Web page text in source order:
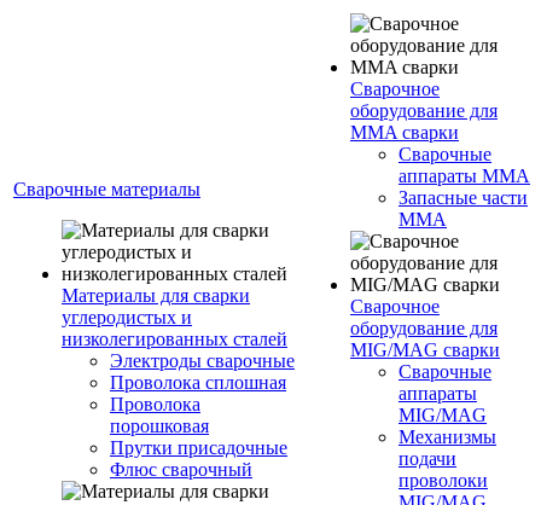
Сварочные материалы
Материалы для сварки
углеродистых и
низколегированных сталей
Электроды сварочные
Проволока сплошная
Проволока
порошковая
Прутки присадочные
Флюс сварочный
Сварочное
оборудование для
MMA сварки
Сварочные
аппараты MMA
Запасные части
MMA
Сварочное
оборудование для
MIG/MAG сварки
Сварочные
аппараты
MIG/MAG
Механизмы
подачи
проволоки